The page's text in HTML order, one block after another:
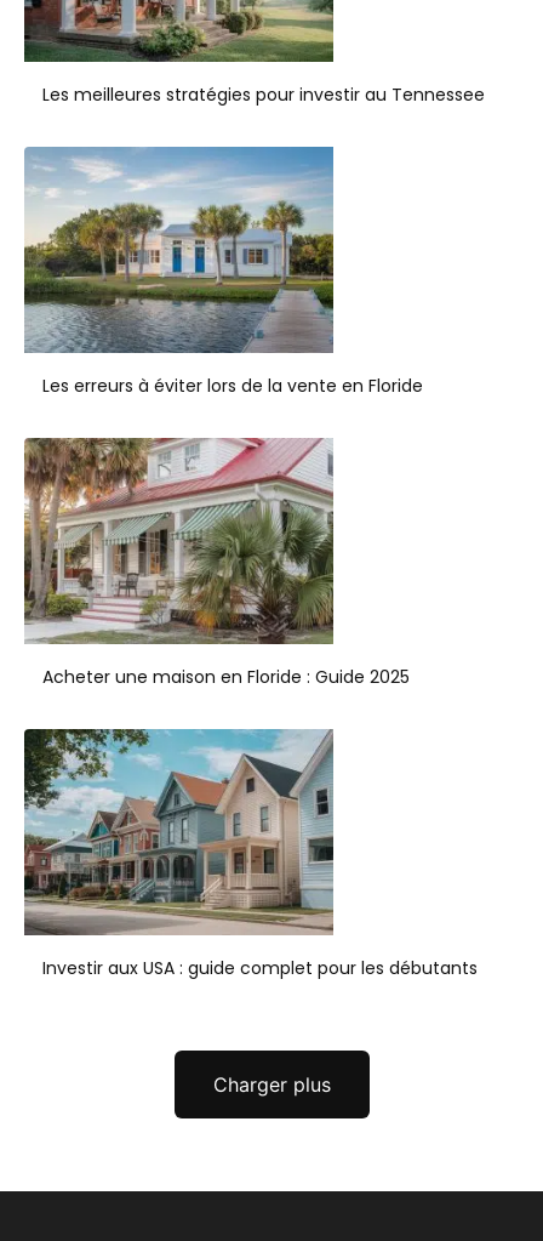
Les meilleures stratégies pour investir au Tennessee
Les erreurs à éviter lors de la vente en Floride
Acheter une maison en Floride : Guide 2025
Investir aux USA : guide complet pour les débutants
Charger plus